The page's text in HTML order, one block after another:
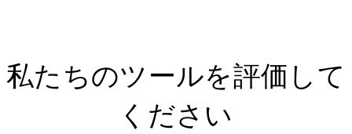
私たちのツールを評価して
ください